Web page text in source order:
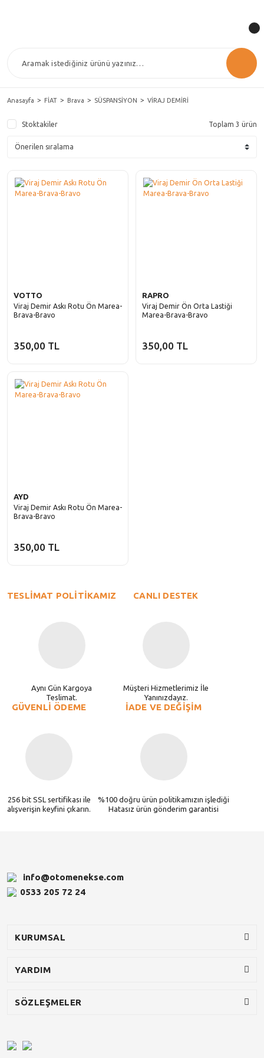
Anasayfa FİAT Brava SÜSPANSİYON VİRAJ DEMİRİ
Stoktakiler Toplam 3 ürün
VOTTO
Viraj Demir Askı Rotu Ön Marea-
Brava-Bravo
350,00 TL
RAPRO
Viraj Demir Ön Orta Lastiği
Marea-Brava-Bravo
350,00 TL
AYD
Viraj Demir Askı Rotu Ön Marea-
Brava-Bravo
350,00 TL
TESLİMAT POLİTİKAMIZ
Aynı Gün Kargoya
Teslimat.
CANLI DESTEK
Müşteri Hizmetlerimiz İle
Yanınızdayız.
GÜVENLİ ÖDEME
256 bit SSL sertifikası ile
alışverişin keyfini çıkarın.
İADE VE DEĞİŞİM
%100 doğru ürün politikamızın işlediği
Hatasız ürün gönderim garantisi
info@otomenekse.com
0533 205 72 24
KURUMSAL
YARDIM
SÖZLEŞMELER